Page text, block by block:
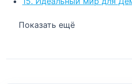
Показать ещё